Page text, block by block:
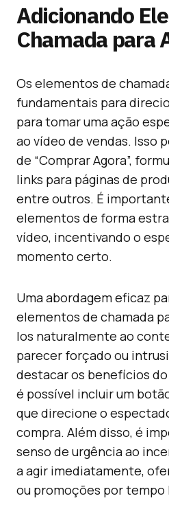
Adicionando
Chamada para
Os elementos de
fundamentais para
para tomar uma ação
ao vídeo de vendas. Isso
de “Comprar Agora”,
links para páginas de
entre outros. É
elementos de forma
vídeo, incentivando o
momento certo.
Uma abordagem eficaz
elementos de chamada
los naturalmente ao
parecer forçado ou
destacar os benefícios
é possível incluir um
que direcione o
compra. Além disso, é
senso de urgência ao
a agir imediatamente,
ou promoções por